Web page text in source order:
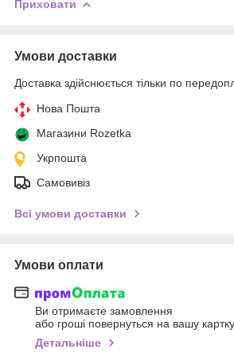
Приховати
Умови доставки
Доставка здійснюється тільки по
Нова Пошта
Магазини Rozetka
Укрпошта
Самовивіз
Всі умови доставки
Умови оплати
Ви отримаєте замовлення
або гроші повернуться на вашу картку
Детальніше